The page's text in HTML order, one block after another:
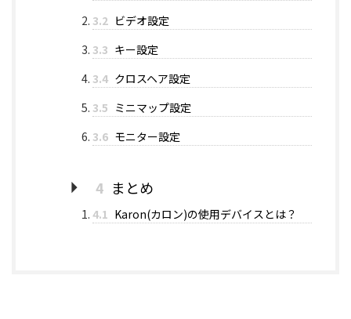
3.2 ビデオ設定
3.3 キー設定
3.4 クロスヘア設定
3.5 ミニマップ設定
3.6 モニター設定
4 まとめ
4.1 Karon(カロン)の使用デバイスとは？